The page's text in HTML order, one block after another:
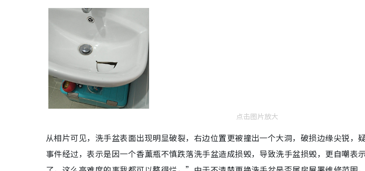
点击图片放大
从相片可见，洗手盆表面出现明显破裂，右边位置更被撞出一个大洞，破损边缘尖锐，
事件经过，表示是因一个香薰瓶不慎跌落洗手盆造成损毁，导致洗手盆损毁，更自嘲表